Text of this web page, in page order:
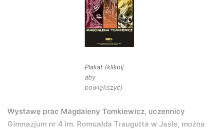
Plakat (kliknij
aby
powiększyć)
Wystawę prac Magdaleny Tomkiewicz, uczennicy
Gimnazjum nr 4 im. Romualda Traugutta w Jaśle, można